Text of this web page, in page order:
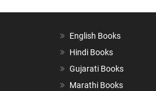
English Books
Hindi Books
Gujarati Books
Marathi Books